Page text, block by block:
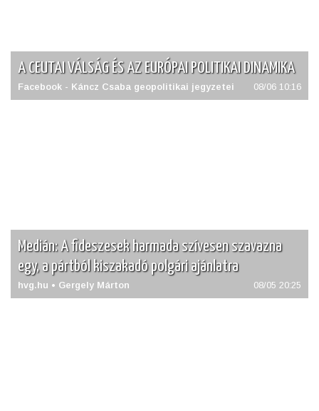
A CEUTAI VÁLSÁG ÉS AZ EURÓPAI POLITIKAI DINAMIKA
Facebook - Káncz Csaba geopolitikai jegyzetei 08/06 10:16
Medián: A fideszesek harmada szívesen szavazna
egy, a pártból kiszakadó polgári ajánlatra
hvg.hu • Gergely Márton 08/05 20:25